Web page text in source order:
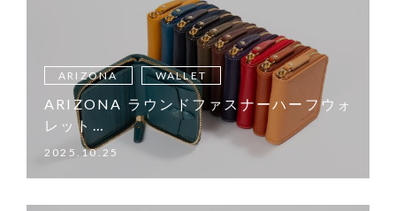
ARIZONA WALLET
ARIZONA ラウンドファスナーハーフウォ
レット…
2025.10.25